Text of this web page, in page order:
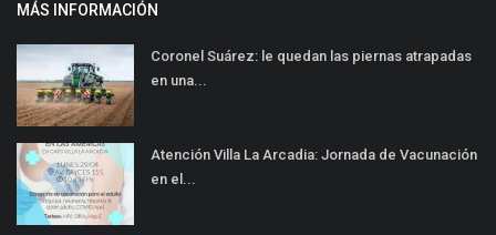
MÁS INFORMACIÓN
Coronel Suárez: le quedan las piernas atrapadas
en una...
Atención Villa La Arcadia: Jornada de Vacunación
en el...